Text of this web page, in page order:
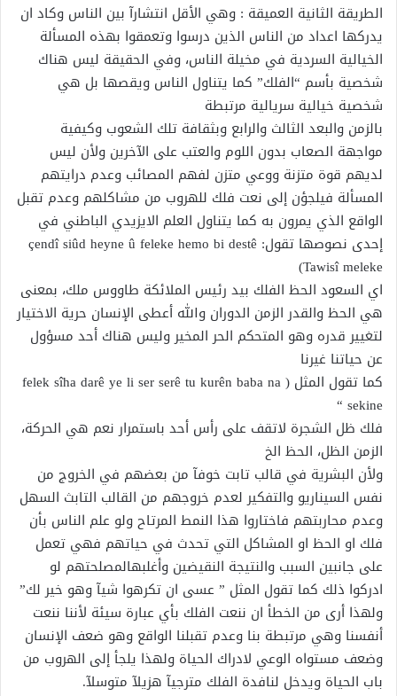
الطريقة الثانية العميقة : وهي الأقل انتشارآ بين الناس وكاد ان
يدركها اعداد من الناس الذين درسوا وتعمقوا بهذه المسألة
الخيالية السردية في مخيلة الناس، وفي الحقيقة ليس هناك
شخصية بأسم “الفلك” كما يتناول الناس ويقصها بل هي
شخصية خيالية سريالية مرتبطة
بالزمن والبعد الثالث والرابع وبثقافة تلك الشعوب وكيفية
مواجهة الصعاب بدون اللوم والعتب على الآخرين ولأن ليس
لديهم قوة متزنة ووعي متزن لفهم المصائب وعدم درايتهم
المسألة فيلجؤن إلى نعت فلك للهروب من مشاكلهم وعدم تقبل
الواقع الذي يمرون به كما يتناول العلم الايزيدي الباطني في
إحدى نصوصها تقول: çendî siûd heyne û feleke hemo bi destê
Tawisî meleke)
اي السعود الحظ الفلك بيد رئيس الملائكة طاووس ملك، بمعنى
هي الحظ والقدر الزمن الدوران والله أعطى الإنسان حرية الاختيار
لتغيير قدره وهو المتحكم الحر المخير وليس هناك أحد مسؤول
عن حياتنا غيرنا
كما تقول المثل ( felek sîha darê ye li ser serê tu kurên baba na
sekine “
فلك ظل الشجرة لاتقف على رأس أحد باستمرار نعم هي الحركة،
الزمن الظل، الحظ الخ
ولأن البشرية في قالب تابت خوفآ من بعضهم في الخروج من
نفس السيناريو والتفكير لعدم خروجهم من القالب التابث السهل
وعدم محاربتهم فاختاروا هذا النمط المرتاح ولو علم الناس بأن
فلك او الحظ او المشاكل التي تحدث في حياتهم فهي تعمل
على جانبين السبب والنتيجة النقيضين وأغلبهالمصلحتهم لو
ادركوا ذلك كما تقول المثل ” عسى ان تكرهوا شيآ وهو خير لك”
ولهذا أرى من الخطأ ان ننعت الفلك بأي عبارة سيئة لأننا ننعت
أنفسنا وهي مرتبطة بنا وعدم تقبلنا الواقع وهو ضعف الإنسان
وضعف مستواه الوعي لادراك الحياة ولهذا يلجأ إلى الهروب من
باب الحياة ويدخل لنافدة الفلك مترجيآ هزيلآ متوسلآ.